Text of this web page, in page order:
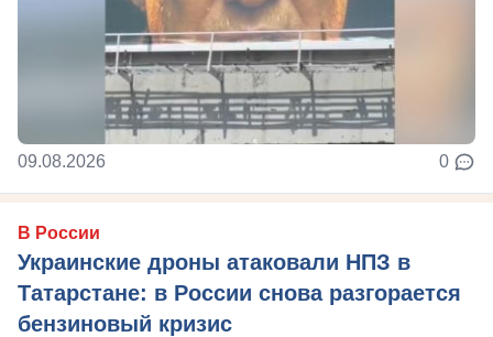
09.08.2026 0
В России
Украинские дроны атаковали НПЗ в
Татарстане: в России снова разгорается
бензиновый кризис